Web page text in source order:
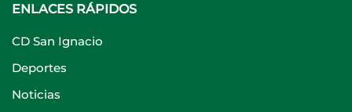
ENLACES RÁPIDOS
CD San Ignacio
Deportes
Noticias